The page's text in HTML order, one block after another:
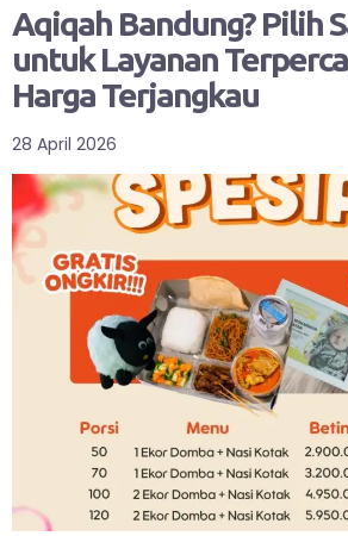
Aqiqah Bandung? Pilih
untuk Layanan
Harga Terjangkau
28 April 2026